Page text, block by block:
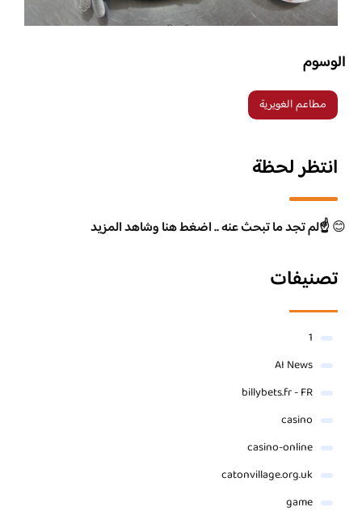
الوسوم
مطاعم الغويرية
انتظر لحظة
😊☝️لم تجد ما تبحث عنه .. اضغط هنا وشاهد المزيد
تصنيفات
1
AI News
billybets.fr - FR
casino
casino-online
catonvillage.org.uk
game